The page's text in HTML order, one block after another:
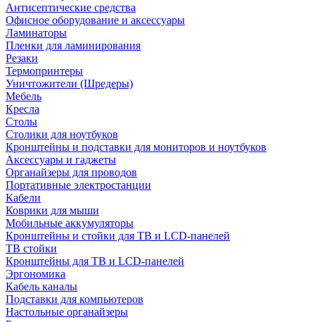
Антисептические средства
Офисное оборудование и аксессуары
Ламинаторы
Пленки для ламинирования
Резаки
Термопринтеры
Уничтожители (Шредеры)
Мебель
Кресла
Столы
Столики для ноутбуков
Кронштейны и подставки для мониторов и ноутбуков
Аксессуары и гаджеты
Органайзеры для проводов
Портативные электростанции
Кабели
Коврики для мыши
Мобильные аккумуляторы
Кронштейны и стойки для ТВ и LCD-панелей
ТВ стойки
Кронштейны для ТВ и LCD-панелей
Эргономика
Кабель каналы
Подставки для компьютеров
Настольные органайзеры